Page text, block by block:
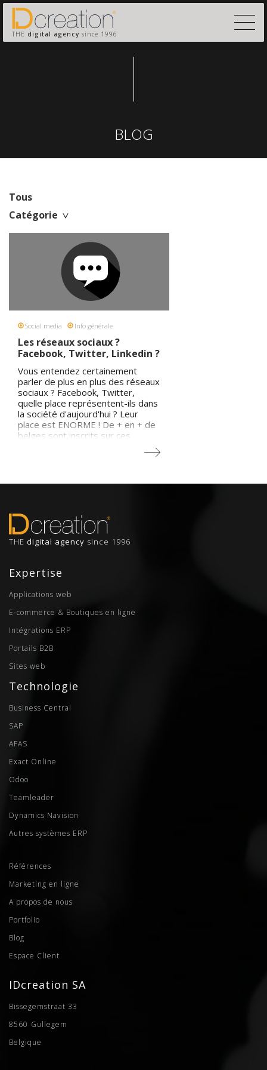
THE digital agency since 1996
BLOG
Tous
Catégorie
Social media Info générale
Les réseaux sociaux ?
Facebook, Twitter, Linkedin ?
Vous entendez certainement
parler de plus en plus des réseaux
sociaux ? Facebook, Twitter,
quelle place représentent-ils dans
la société d'aujourd'hui ? Leur
place est ENORME ! De + en + de
belges sont inscrits sur ces
francophones s'est multiplié par
10 ! Veuillez noter que de + en +
de sociétés sont présentes sur
Facebook & Twitter afin
moins sur la toile ...
THE digital agency since 1996
Expertise
Applications web
E-commerce & Boutiques en ligne
Intégrations ERP
Portails B2B
Sites web
Technologie
Business Central
SAP
AFAS
Exact Online
Odoo
Teamleader
Dynamics Navision
Autres systèmes ERP
Références
Marketing en ligne
A propos de nous
Portfolio
Blog
Espace Client
IDcreation SA
Bissegemstraat 33
8560 Gullegem
Belgique